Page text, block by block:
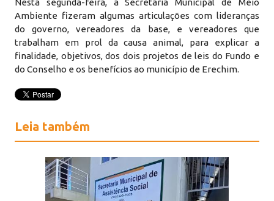
Nesta segunda-feira, a Secretaria Municipal de Meio
Ambiente fizeram algumas articulações com lideranças
do governo, vereadores da base, e vereadores que
trabalham em prol da causa animal, para explicar a
finalidade, objetivos, dos dois projetos de leis do Fundo e
do Conselho e os benefícios ao município de Erechim.
Leia também